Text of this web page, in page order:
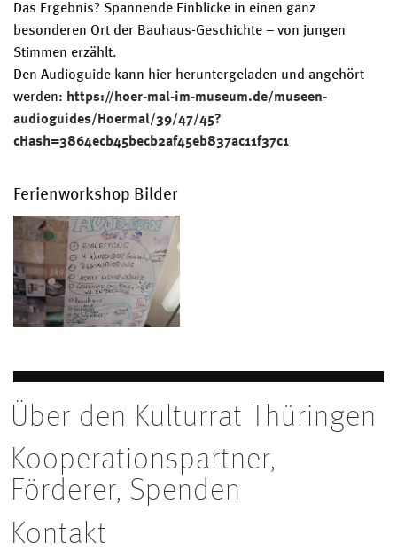
Das Ergebnis? Spannende Einblicke in einen ganz
besonderen Ort der Bauhaus-Geschichte – von jungen
Stimmen erzählt.
Den Audioguide kann hier heruntergeladen und angehört
werden: https://hoer-mal-im-museum.de/museen-
audioguides/Hoermal/39/47/45?
cHash=3864ecb45becb2af45eb837ac11f37c1
Ferienworkshop Bilder
Über den Kulturrat Thüringen
Kooperationspartner,
Förderer, Spenden
Kontakt